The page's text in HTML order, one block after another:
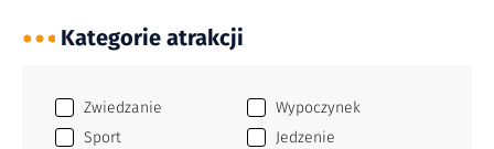
Kategorie atrakcji
Zwiedzanie
Sport
Wypoczynek
Jedzenie